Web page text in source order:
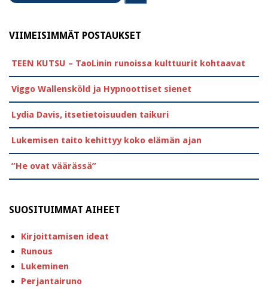
VIIMEISIMMÄT POSTAUKSET
TEEN KUTSU – TaoLinin runoissa kulttuurit kohtaavat
Viggo Wallensköld ja Hypnoottiset sienet
Lydia Davis, itsetietoisuuden taikuri
Lukemisen taito kehittyy koko elämän ajan
”He ovat väärässä”
SUOSITUIMMAT AIHEET
Kirjoittamisen ideat
Runous
Lukeminen
Perjantairuno